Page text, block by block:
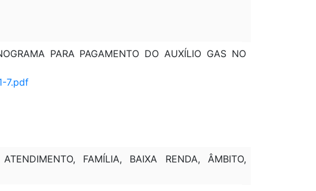
PARA PAGAMENTO DO AUXÍLIO GAS NO
7.pdf
FAMÍLIA, BAIXA RENDA, ÂMBITO,